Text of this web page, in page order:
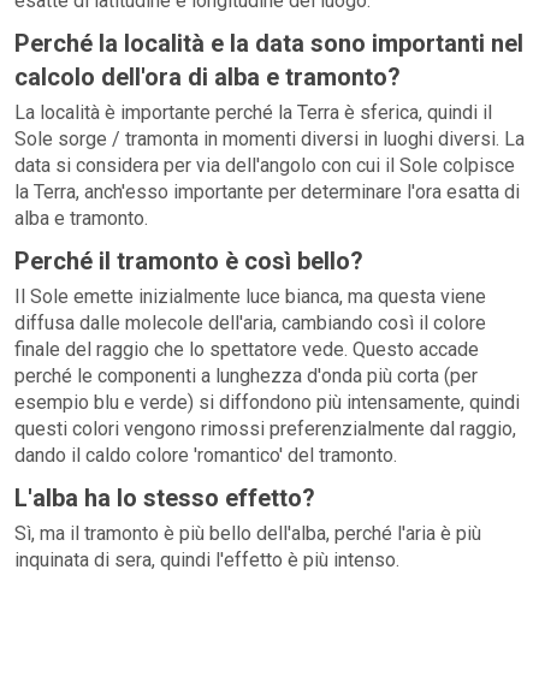
Perché la località e la data sono importanti nel
calcolo dell'ora di alba e tramonto?
La località è importante perché la Terra è sferica, quindi il
Sole sorge / tramonta in momenti diversi in luoghi diversi. La
data si considera per via dell'angolo con cui il Sole colpisce
la Terra, anch'esso importante per determinare l'ora esatta di
alba e tramonto.
Perché il tramonto è così bello?
Il Sole emette inizialmente luce bianca, ma questa viene
diffusa dalle molecole dell'aria, cambiando così il colore
finale del raggio che lo spettatore vede. Questo accade
perché le componenti a lunghezza d'onda più corta (per
esempio blu e verde) si diffondono più intensamente, quindi
questi colori vengono rimossi preferenzialmente dal raggio,
dando il caldo colore 'romantico' del tramonto.
L'alba ha lo stesso effetto?
Sì, ma il tramonto è più bello dell'alba, perché l'aria è più
inquinata di sera, quindi l'effetto è più intenso.